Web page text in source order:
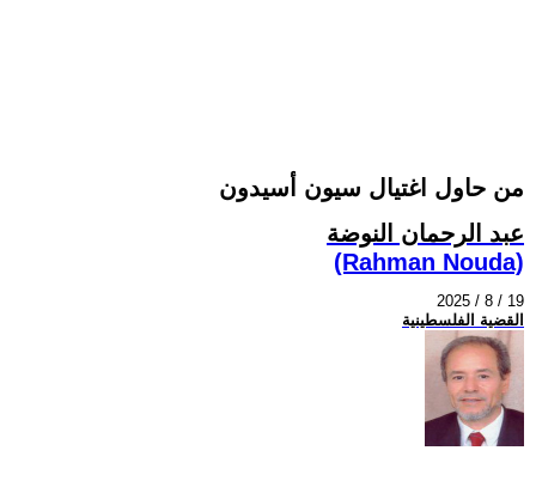
من حاول اغتيال سيون أسيدون
عبد الرحمان النوضة
(Rahman Nouda)
2025 / 8 / 19
القضية الفلسطينية